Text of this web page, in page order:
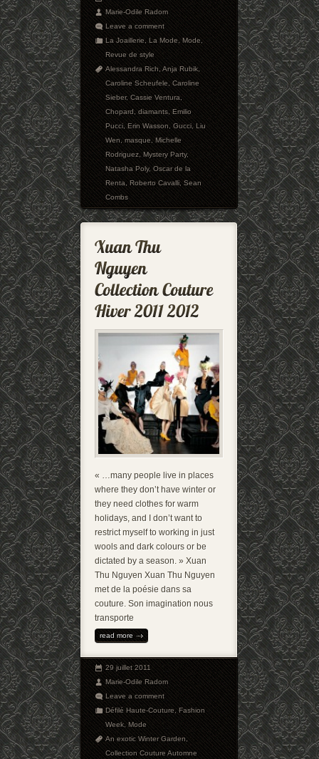
Marie-Odile Radom
Leave a comment
La Joaillerie,La Mode,Mode,
Revue de style
Alessandra Rich,Anja Rubik,
Caroline Scheufele,Caroline
Sieber,Cassie Ventura,
Chopard,diamants,Emilio
Pucci,Erin Wasson,Gucci,Liu
Wen,masque,Michelle
Rodriguez,Mystery Party,
Natasha Poly,Oscar de la
Renta,Roberto Cavalli,Sean
Combs
« …many people live in places
where they don’t have winter or
they need clothes for warm
holidays, and I don’t want to
restrict myself to working in just
wools and dark colours or be
dictated by a season. » Xuan
Thu Nguyen Xuan Thu Nguyen
met de la poésie dans sa
couture. Son imagination nous
transporte
read more
29 juillet 2011
Marie-Odile Radom
Leave a comment
Défilé Haute-Couture,Fashion
Week,Mode
An exotic Winter Garden,
Collection Couture Automne